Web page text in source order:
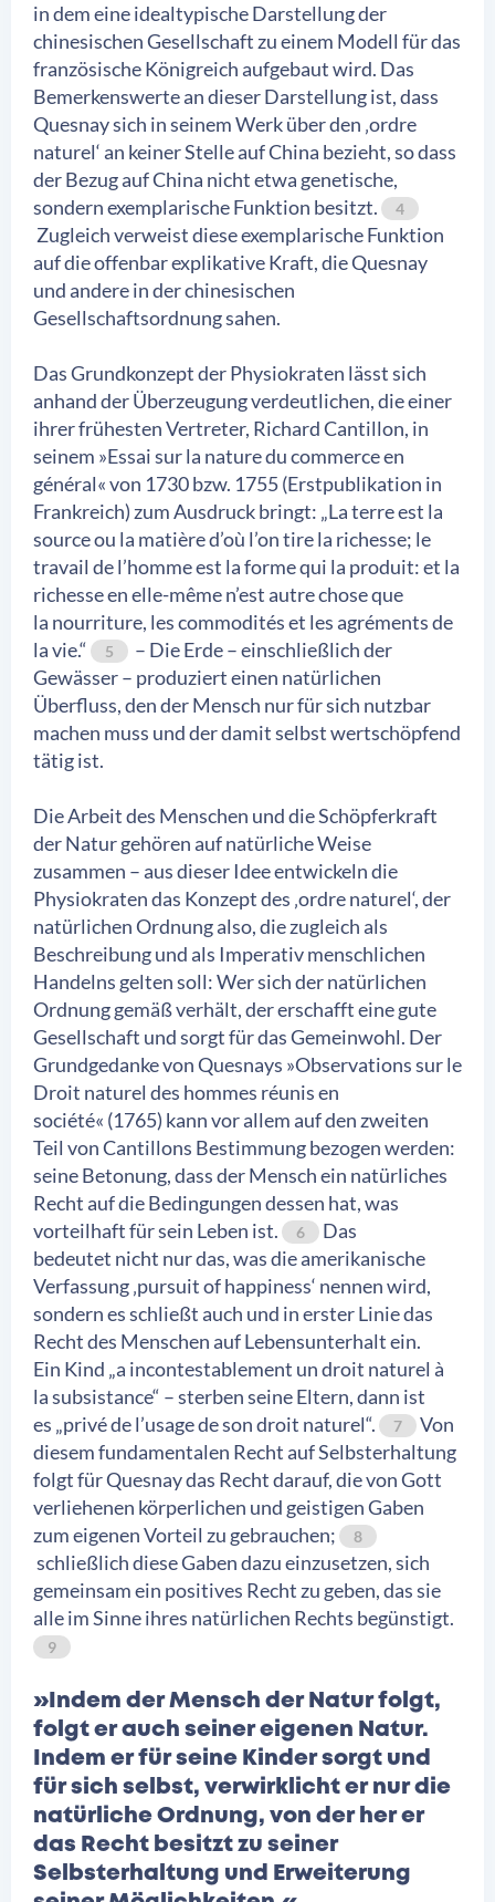
in dem eine idealtypische Darstellung der
chinesischen Gesellschaft zu einem Modell für das
französische Königreich aufgebaut wird. Das
Bemerkenswerte an dieser Darstellung ist, dass
Quesnay sich in seinem Werk über den ‚ordre
naturel‘ an keiner Stelle auf China bezieht, so dass
der Bezug auf China nicht etwa genetische,
sondern exemplarische Funktion besitzt.
4
Zugleich verweist diese exemplarische Funktion
auf die offenbar explikative Kraft, die Quesnay
und andere in der chinesischen
Gesellschaftsordnung sahen.
Das Grundkonzept der Physiokraten lässt sich
anhand der Überzeugung verdeutlichen, die einer
ihrer frühesten Vertreter, Richard Cantillon, in
seinem »Essai sur la nature du commerce en
général« von 1730 bzw. 1755 (Erstpublikation in
Frankreich) zum Ausdruck bringt: „La terre est la
source ou la matière d’où l’on tire la richesse; le
travail de l’homme est la forme qui la produit: et la
richesse en elle-même n’est autre chose que
la nourriture, les commodités et les agréments de
la vie.“
5
– Die Erde – einschließlich der
Gewässer – produziert einen natürlichen
Überfluss, den der Mensch nur für sich nutzbar
machen muss und der damit selbst wertschöpfend
tätig ist.
Die Arbeit des Menschen und die Schöpferkraft
der Natur gehören auf natürliche Weise
zusammen – aus dieser Idee entwickeln die
Physiokraten das Konzept des ‚ordre naturel‘, der
natürlichen Ordnung also, die zugleich als
Beschreibung und als Imperativ menschlichen
Handelns gelten soll: Wer sich der natürlichen
Ordnung gemäß verhält, der erschafft eine gute
Gesellschaft und sorgt für das Gemeinwohl. Der
Grundgedanke von Quesnays »Observations sur le
Droit naturel des hommes réunis en
société« (1765) kann vor allem auf den zweiten
Teil von Cantillons Bestimmung bezogen werden:
seine Betonung, dass der Mensch ein natürliches
Recht auf die Bedingungen dessen hat, was
vorteilhaft für sein Leben ist.
6
Das
bedeutet nicht nur das, was die amerikanische
Verfassung ‚pursuit of happiness‘ nennen wird,
sondern es schließt auch und in erster Linie das
Recht des Menschen auf Lebensunterhalt ein.
Ein Kind „a incontestablement un droit naturel à
la subsistance“ – sterben seine Eltern, dann ist
es „privé de l’usage de son droit naturel“.
7
Von
diesem fundamentalen Recht auf Selbsterhaltung
folgt für Quesnay das Recht darauf, die von Gott
verliehenen körperlichen und geistigen Gaben
zum eigenen Vorteil zu gebrauchen;
8
schließlich diese Gaben dazu einzusetzen, sich
gemeinsam ein positives Recht zu geben, das sie
alle im Sinne ihres natürlichen Rechts begünstigt.
9
»Indem der Mensch der Natur folgt,
folgt er auch seiner eigenen Natur.
Indem er für seine Kinder sorgt und
für sich selbst, verwirklicht er nur die
natürliche Ordnung, von der her er
das Recht besitzt zu seiner
Selbsterhaltung und Erweiterung